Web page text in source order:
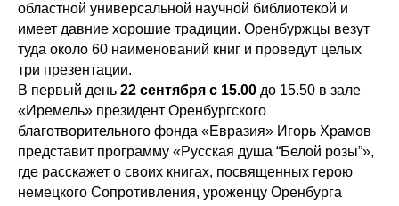
областной универсальной научной библиотекой и
имеет давние хорошие традиции. Оренбуржцы везут
туда около 60 наименований книг и проведут целых
три презентации.
В первый день 22 сентября с 15.00 до 15.50 в зале
«Иремель» президент Оренбургского
благотворительного фонда «Евразия» Игорь Храмов
представит программу «Русская душа “Белой розы”»,
где расскажет о своих книгах, посвященных герою
немецкого Сопротивления, уроженцу Оренбурга